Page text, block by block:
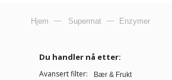
Hjem — Supermat — Enzymer
Du handler nå etter:
Avansert filter: Bær & Frukt